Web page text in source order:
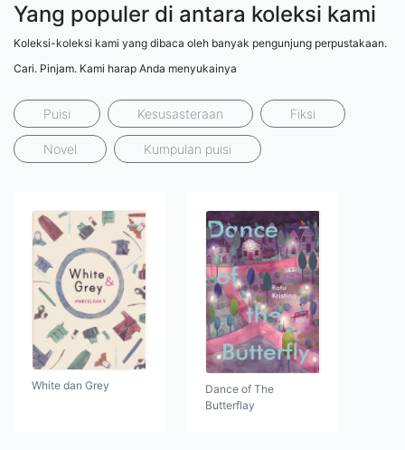
Yang populer di antara koleksi kami
Koleksi-koleksi kami yang dibaca oleh banyak pengunjung perpustakaan.
Cari. Pinjam. Kami harap Anda menyukainya
Puisi Kesusasteraan Fiksi
Novel Kumpulan puisi
White dan Grey
Dance of The
Butterflay